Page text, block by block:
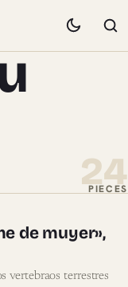
24
PIECES
de muyer»,
vertebraos terrestres